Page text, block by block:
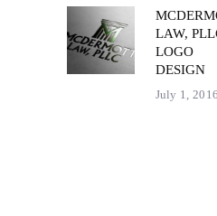
POST
Previous
post:
LAW,
LOGO
DESIGN
July 1, 2016